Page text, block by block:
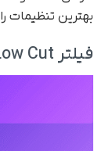
بهترین تنظیمات
فیلتر Low Cut برای حذف صدای پایین